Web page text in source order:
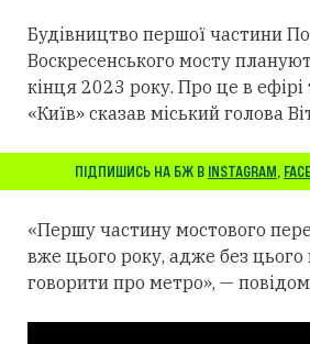
Будівництво першої частини
Воскресенського мосту
кінця 2023 року. Про це в
«Київ» сказав міський голова
ПІДПИШИСЬ НА БЖ В INSTAGRAM,
«Першу частину мостового
вже цього року, адже без
говорити про метро», —